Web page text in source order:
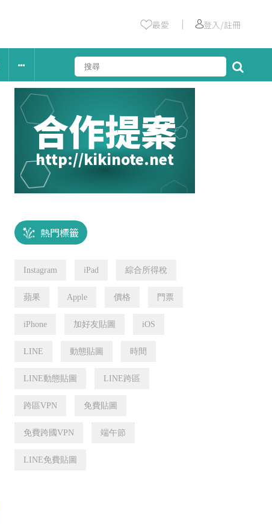
最愛 ｜ 登入/註冊
合作提案
http://kikinote.net
熱門標籤
Instagram iPad 綜合所得稅
蘋果 Apple 價格 門票
iPhone 加好友貼圖 iOS
LINE 動態貼圖 時間
LINE動態貼圖 LINE跨區
跨區VPN 免費貼圖
免費跨國VPN 端午節
LINE免費貼圖